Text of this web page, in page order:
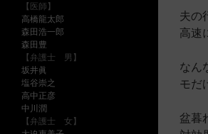
夫の
高速
なん
モだ
盆暮
【医師】
高橋龍太郎
森田浩一郎
森田豊
【弁護士 男】
坂井眞
塩谷崇之
高中正彦
中川潤
【弁護士 女】